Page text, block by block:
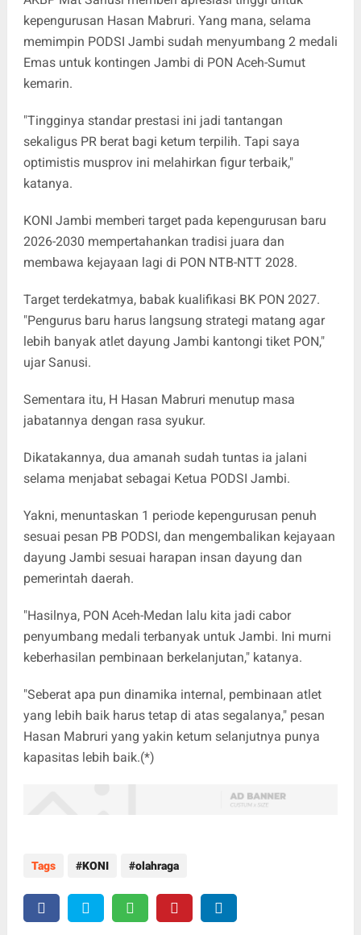
kepengurusan Hasan Mabruri. Yang mana, selama
memimpin PODSI Jambi sudah menyumbang 2 medali
Emas untuk kontingen Jambi di PON Aceh-Sumut
kemarin.
"Tingginya standar prestasi ini jadi tantangan
sekaligus PR berat bagi ketum terpilih. Tapi saya
optimistis musprov ini melahirkan figur terbaik,"
katanya.
KONI Jambi memberi target pada kepengurusan baru
2026-2030 mempertahankan tradisi juara dan
membawa kejayaan lagi di PON NTB-NTT 2028.
Target terdekatmya, babak kualifikasi BK PON 2027.
"Pengurus baru harus langsung strategi matang agar
lebih banyak atlet dayung Jambi kantongi tiket PON,"
ujar Sanusi.
Sementara itu, H Hasan Mabruri menutup masa
jabatannya dengan rasa syukur.
Dikatakannya, dua amanah sudah tuntas ia jalani
selama menjabat sebagai Ketua PODSI Jambi.
Yakni, menuntaskan 1 periode kepengurusan penuh
sesuai pesan PB PODSI, dan mengembalikan kejayaan
dayung Jambi sesuai harapan insan dayung dan
pemerintah daerah.
"Hasilnya, PON Aceh-Medan lalu kita jadi cabor
penyumbang medali terbanyak untuk Jambi. Ini murni
keberhasilan pembinaan berkelanjutan," katanya.
"Seberat apa pun dinamika internal, pembinaan atlet
yang lebih baik harus tetap di atas segalanya," pesan
Hasan Mabruri yang yakin ketum selanjutnya punya
kapasitas lebih baik.(*)
Tags KONI olahraga